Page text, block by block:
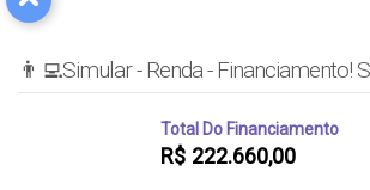
👨‍💻Simular - Renda - Financiamento!
Total Do Financiamento
R$ 222.660,00